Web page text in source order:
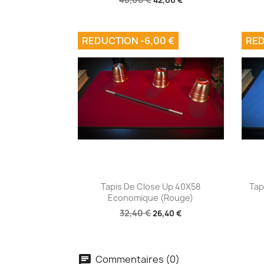
Aperçu rapide
Tapis De Close Up 40X58
Economique (Rouge)
32,40 €26,40 €
REDUCTION -6,00 €
Commentaires (0)